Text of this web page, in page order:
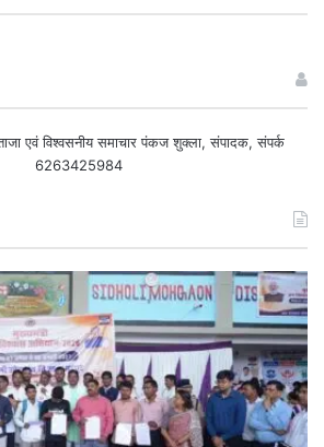
एवं विश्वसनीय समाचार पंकज शुक्ला, संपादक, संपर्क
6263425984